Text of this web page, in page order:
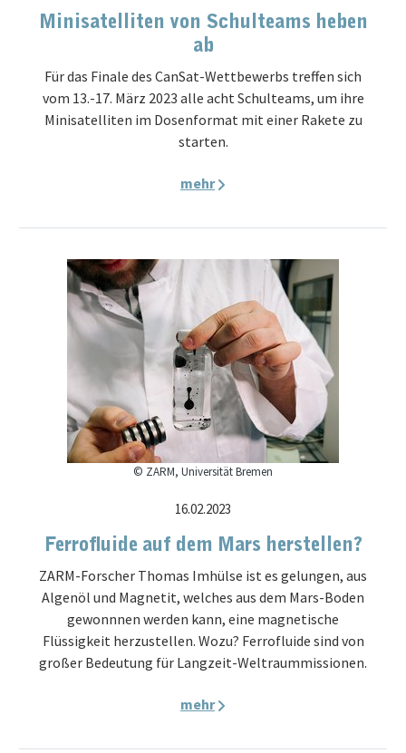
Minisatelliten von Schulteams heben
ab
Für das Finale des CanSat-Wettbewerbs treffen sich
vom 13.-17. März 2023 alle acht Schulteams, um ihre
Minisatelliten im Dosenformat mit einer Rakete zu
starten.
mehr
© ZARM, Universität Bremen
16.02.2023
Ferrofluide auf dem Mars herstellen?
ZARM-Forscher Thomas Imhülse ist es gelungen, aus
Algenöl und Magnetit, welches aus dem Mars-Boden
gewonnnen werden kann, eine magnetische
Flüssigkeit herzustellen. Wozu? Ferrofluide sind von
großer Bedeutung für Langzeit-Weltraummissionen.
mehr